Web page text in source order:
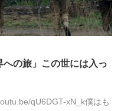
への旅」この世には入っ
qU6DGT-xN_k僕はも